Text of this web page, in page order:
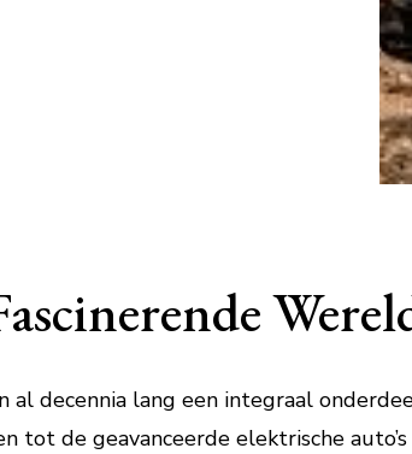
al decennia lang een integraal
tot de geavanceerde elektrische